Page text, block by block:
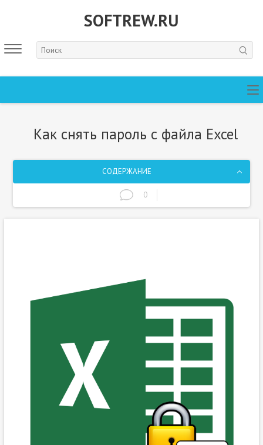
SOFTREW.RU
Как снять пароль с файла Excel
СОДЕРЖАНИЕ
0